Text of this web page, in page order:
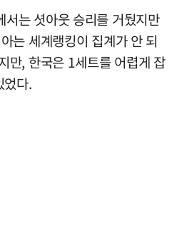
서는 셧아웃 승리를 거뒀지만
는 세계랭킹이 집계가 안 되
만, 한국은 1세트를 어렵게 잡
었다.